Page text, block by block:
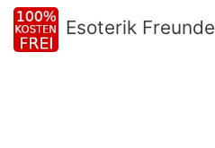
Esoterik Freunde